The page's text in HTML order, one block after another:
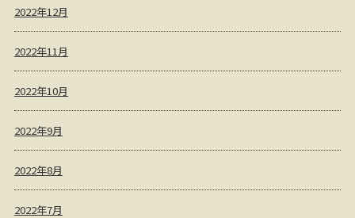
2022年12月
2022年11月
2022年10月
2022年9月
2022年8月
2022年7月